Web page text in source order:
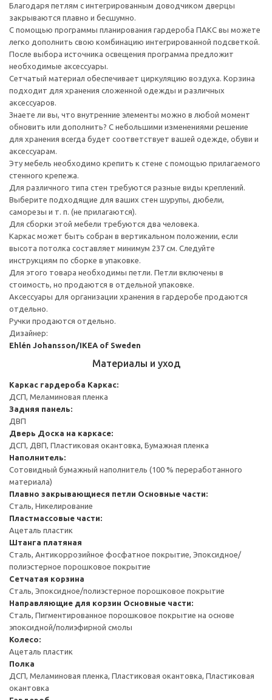
Благодаря петлям с интегрированным доводчиком дверцы
закрываются плавно и бесшумно.
С помощью программы планирования гардероба ПАКС вы можете
легко дополнить свою комбинацию интегрированной подсветкой.
После выбора источника освещения программа предложит
необходимые аксессуары.
Сетчатый материал обеспечивает циркуляцию воздуха. Корзина
подходит для хранения сложенной одежды и различных
аксессуаров.
Знаете ли вы, что внутренние элементы можно в любой момент
обновить или дополнить? С небольшими изменениями решение
для хранения всегда будет соответствует вашей одежде, обуви и
аксессуарам.
Эту мебель необходимо крепить к стене с помощью прилагаемого
стенного крепежа.
Для различного типа стен требуются разные виды креплений.
Выберите подходящие для ваших стен шурупы, дюбели,
саморезы и т. п. (не прилагаются).
Для сборки этой мебели требуются два человека.
Каркас может быть собран в вертикальном положении, если
высота потолка составляет минимум 237 см. Следуйте
инструкциям по сборке в упаковке.
Для этого товара необходимы петли. Петли включены в
стоимость, но продаются в отдельной упаковке.
Аксессуары для организации хранения в гардеробе продаются
отдельно.
Ручки продаются отдельно.
Дизайнер:
Ehlén Johansson/IKEA of Sweden
Материалы и уход
Каркас гардероба Каркас:
ДСП, Меламиновая пленка
Задняя панель:
ДВП
Дверь Доска на каркасе:
ДСП, ДВП, Пластиковая окантовка, Бумажная пленка
Наполнитель:
Сотовидный бумажный наполнитель (100 % переработанного
материала)
Плавно закрывающиеся петли Основные части:
Сталь, Никелирование
Пластмассовые части:
Ацеталь пластик
Штанга платяная
Сталь, Антикоррозийное фосфатное покрытие, Эпоксидное/
полиэстерное порошковое покрытие
Сетчатая корзина
Сталь, Эпоксидное/полиэстерное порошковое покрытие
Направляющие для корзин Основные части:
Сталь, Пигментированное порошковое покрытие на основе
эпоксидной/полиэфирной смолы
Колесо:
Ацеталь пластик
Полка
ДСП, Меламиновая пленка, Пластиковая окантовка, Пластиковая
окантовка